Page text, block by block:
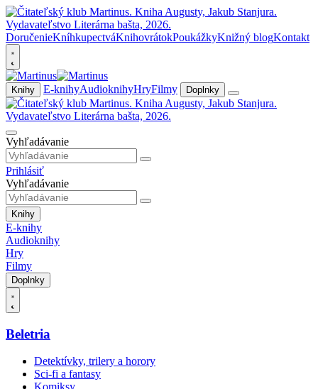
DoručenieKníhkupectváKnihovrátokPoukážkyKnižný blogKontakt
Knihy E-knihyAudioknihyHryFilmy Doplnky
Vyhľadávanie
Prihlásiť
Vyhľadávanie
Knihy
E-knihy
Audioknihy
Hry
Filmy
Doplnky
Beletria
Detektívky, trilery a horory
Sci-fi a fantasy